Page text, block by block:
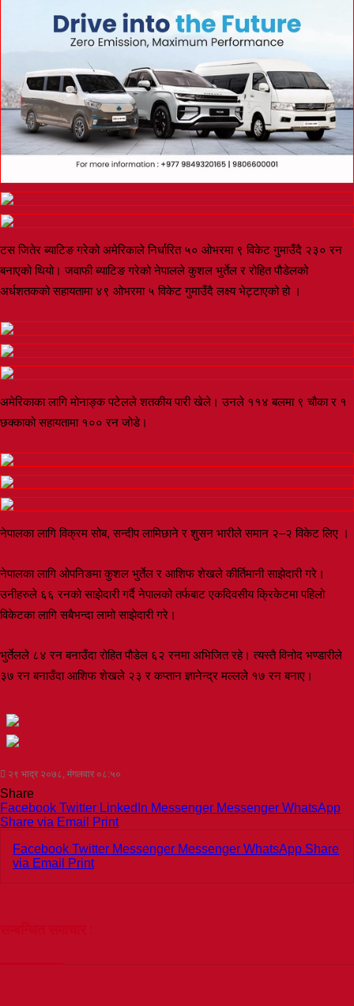
टस जितेर ब्याटिङ गरेको अमेरिकाले निर्धारित ५० ओभरमा ९ विकेट गुमाउँदै २३० रन
बनाएको थियो। जवाफी ब्याटिङ गरेको नेपालले कुशल भुर्तेल र रोहित पौडेलको
अर्धशतकको सहायतामा ४९ ओभरमा ५ विकेट गुमाउँदै लक्ष्य भेट्टाएको हो ।
अमेरिकाका लागि मोनाङ्क पटेलले शतकीय पारी खेले। उनले ११४ बलमा ९ चौका र १
छक्काको सहायतामा १०० रन जोडे।
नेपालका लागि विक्रम सोब, सन्दीप लामिछाने र शुसन भारीले समान २–२ विकेट लिए ।
नेपालका लागि ओपनिङमा कुशल भुर्तेल र आशिफ शेखले कीर्तिमानी साझेदारी गरे।
उनीहरुले ६६ रनको साझेदारी गर्दै नेपालको तर्फबाट एकदिवसीय क्रिकेटमा पहिलो
विकेटका लागि सबैभन्दा लामो साझेदारी गरे।
भुर्तेलले ८४ रन बनाउँदा रोहित पौडेल ६२ रनमा अभिजित रहे। त्यस्तै विनोद भण्डारीले
३७ रन बनाउँदा आशिफ शेखले २३ र कप्तान ज्ञानेन्द्र मल्लले १७ रन बनाए।
२९ भाद्र २०७८, मंगलवार ०८:५०
Share
Facebook Twitter LinkedIn Messenger Messenger WhatsApp
Share via Email
Print
Facebook Twitter Messenger Messenger WhatsApp Share
via Email
Print